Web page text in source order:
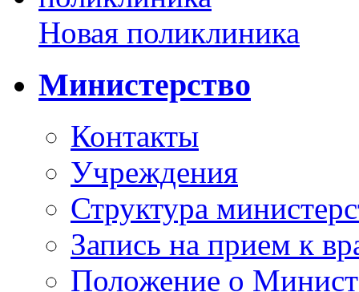
Новая поликлиника
Министерство
Контакты
Учреждения
Структура
Запись на прием к
Положение о